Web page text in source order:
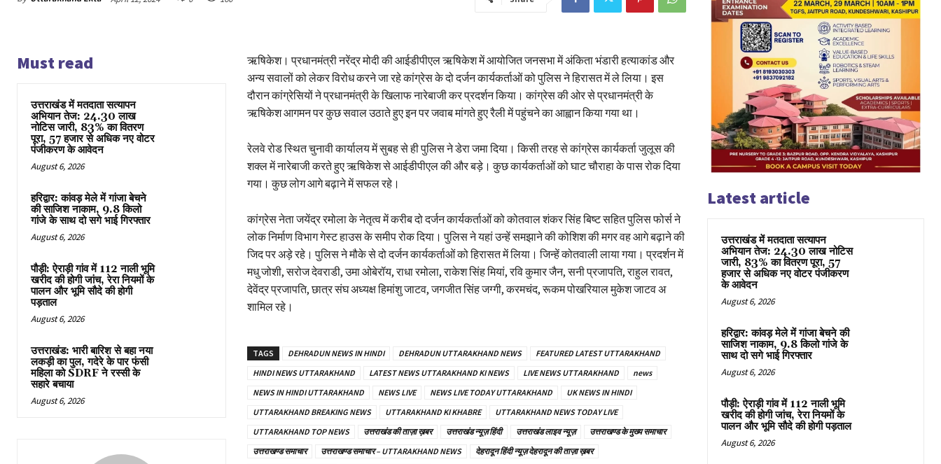
Must read
उत्तराखंड में मतदाता सत्यापन
अभियान तेज: 24.30 लाख
नोटिस जारी, 83% का वितरण
पूरा, 57 हजार से अधिक नए वोटर
पंजीकरण के आवेदन
August 6, 2026
हरिद्वार: कांवड़ मेले में गांजा बेचने
की साजिश नाकाम, 9.8 किलो
गांजे के साथ दो सगे भाई गिरफ्तार
August 6, 2026
पौड़ी: ऐराड़ी गांव में 112 नाली भूमि
खरीद की होगी जांच, रेरा नियमों के
पालन और भूमि सौदे की होगी
पड़ताल
August 6, 2026
उत्तराखंड: भारी बारिश से बहा नया
लकड़ी का पुल, गदेरे के पार फंसी
महिला को SDRF ने रस्सी के
सहारे बचाया
August 6, 2026
ऋषिकेश। प्रधानमंत्री नरेंद्र मोदी की आईडीपीएल ऋषिकेश में आयोजित जनसभा में अंकिता भंडारी हत्याकांड और
अन्य सवालों को लेकर विरोध करने जा रहे कांग्रेस के दो दर्जन कार्यकर्ताओं को पुलिस ने हिरासत में ले लिया। इस
दौरान कांग्रेसियों ने प्रधानमंत्री के खिलाफ नारेबाजी कर प्रदर्शन किया। कांग्रेस की ओर से प्रधानमंत्री के
ऋषिकेश आगमन पर कुछ सवाल उठाते हुए इन पर जवाब मांगते हुए रैली में पहुंचने का आह्वान किया गया था।
रेलवे रोड स्थित चुनावी कार्यालय में सुबह से ही पुलिस ने डेरा जमा दिया। किसी तरह से कांग्रेस कार्यकर्ता जुलूस की
शक्ल में नारेबाजी करते हुए ऋषिकेश से आईडीपीएल की और बड़े। कुछ कार्यकर्ताओं को घाट चौराहा के पास रोक दिया
गया। कुछ लोग आगे बढ़ाने में सफल रहे।
कांग्रेस नेता जयेंद्र रमोला के नेतृत्व में करीब दो दर्जन कार्यकर्ताओं को कोतवाल शंकर सिंह बिष्ट सहित पुलिस फोर्स ने
लोक निर्माण विभाग गेस्ट हाउस के समीप रोक दिया। पुलिस ने यहां उन्हें समझाने की कोशिश की मगर वह आगे बढ़ाने की
जिद पर अड़े रहे। पुलिस ने मौके से दो दर्जन कार्यकर्ताओं को हिरासत में लिया। जिन्हें कोतवाली लाया गया। प्रदर्शन में
मधु जोशी, सरोज देवराडी, उमा ओबेरॉय, राधा रमोला, राकेश सिंह मियां, रवि कुमार जैन, सनी प्रजापति, राहुल रावत,
देवेंद्र प्रजापति, छात्र संघ अध्यक्ष हिमांशु जाटव, जगजीत सिंह जग्गी, करमचंद, रूकम पोखरियाल मुकेश जाटव अ
शामिल रहे।
TAGS DEHRADUN NEWS IN HINDI DEHRADUN UTTARAKHAND NEWS
FEATURED LATEST UTTARAKHAND
HINDI NEWS UTTARAKHAND
LATEST NEWS UTTARAKHAND KI NEWS LIVE NEWS UTTARAKHAND
news
NEWS IN HINDI UTTARAKHAND
NEWS LIVE NEWS LIVE TODAY UTTARAKHAND
UK NEWS IN HINDI
UTTARAKHAND BREAKING NEWS
UTTARAKHAND KI KHABRE
UTTARAKHAND NEWS TODAY LIVE
UTTARAKHAND TOP NEWS
उत्तराखंड की ताज़ा ख़बर उत्तराखंड न्यूज़ हिंदी उत्तराखंड लाइव न्यूज़
उत्तराखण्ड के मुख्य समाचार
उत्तराखण्ड समाचार
उत्तराखण्ड समाचार – UTTARAKHAND NEWS
देहरादून हिंदी न्यूज़ देहरादून की ताज़ा ख़बर
Latest article
उत्तराखंड में मतदाता सत्यापन
अभियान तेज: 24.30 लाख नोटिस
जारी, 83% का वितरण पूरा, 57
हजार से अधिक नए वोटर पंजीकरण
के आवेदन
August 6, 2026
हरिद्वार: कांवड़ मेले में गांजा बेचने की
साजिश नाकाम, 9.8 किलो गांजे के
साथ दो सगे भाई गिरफ्तार
August 6, 2026
पौड़ी: ऐराड़ी गांव में 112 नाली भूमि
खरीद की होगी जांच, रेरा नियमों के
पालन और भूमि सौदे की होगी पड़ताल
August 6, 2026